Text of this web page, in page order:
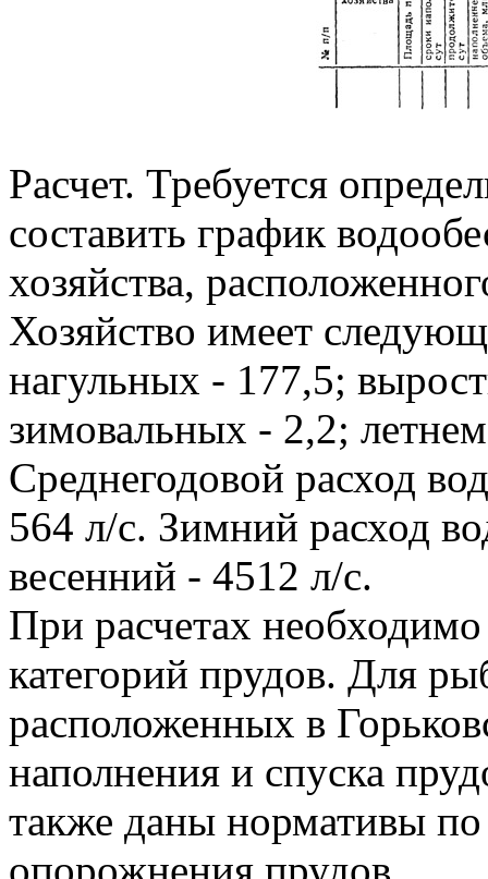
Расчет. Требуется
составить график
хозяйства,
Хозяйство имеет
нагульных - 177,5;
зимовальных - 2,2;
Среднегодовой расход
564 л/с. Зимний расход
весенний - 4512 л/с.
При расчетах
категорий прудов. Для
расположенных в
наполнения и спуска
также даны нормативы